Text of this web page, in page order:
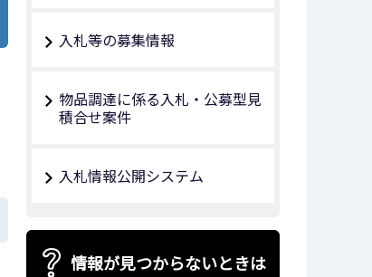
入札等の募集情報
物品調達に係る入札・公募型見
積合せ案件
入札情報公開システム
情報が見つからないときは